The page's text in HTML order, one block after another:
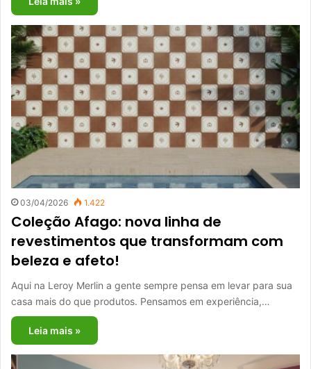
03/04/2026 1.422
Coleção Afago: nova linha de
revestimentos que transformam com
beleza e afeto!
Aqui na Leroy Merlin a gente sempre pensa em levar para sua
casa mais do que produtos. Pensamos em experiência,…
Leia mais »